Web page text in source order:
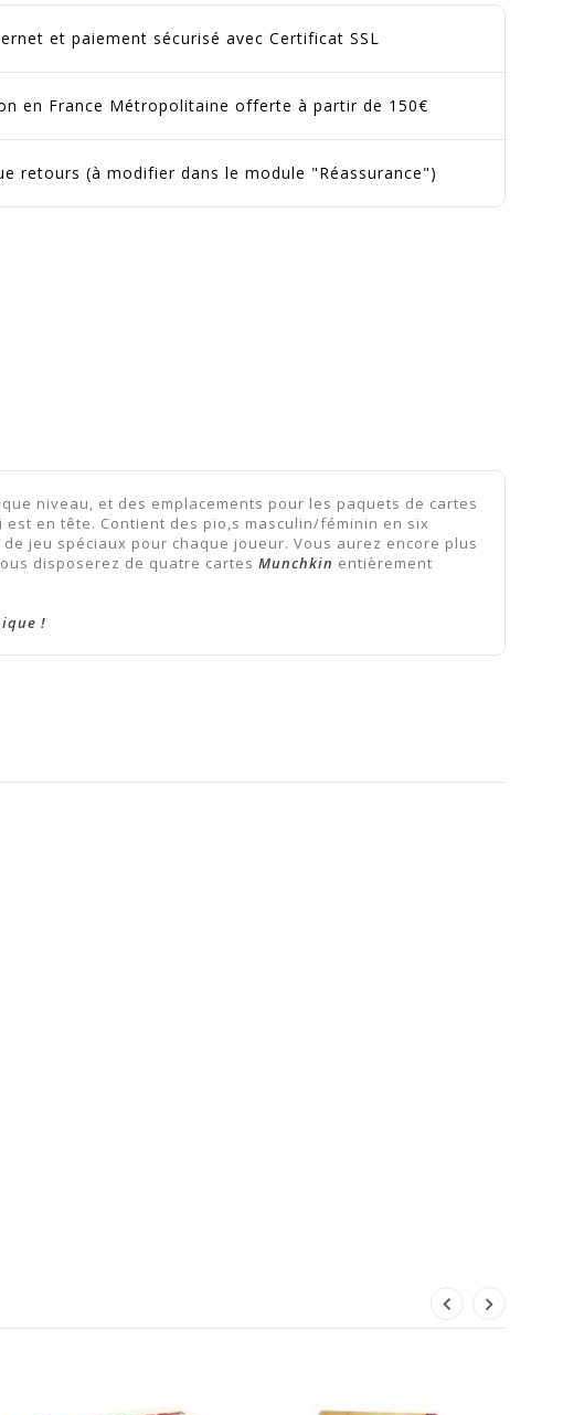
et paiement sécurisé avec Certificat SSL
en France Métropolitaine offerte à partir de 150€
retours (à modifier dans le module "Réassurance")
niveau, et des emplacements pour les paquets de cartes
en tête. Contient des pio,s masculin/féminin en six
jeu spéciaux pour chaque joueur. Vous aurez encore plus
disposerez de quatre cartes Munchkin entièrement
!